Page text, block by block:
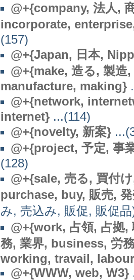
@+{company, 法人,
incorporate,
(157)
@+{Japan, 日本,
@+{make, 造る, 製造
manufacture, making}
@+{network,
internet} ...(114)
@+{novelty, 新案}
@+{project, 予定, 事
(128)
@+{sale, 売る, 買付
purchase, buy, 販売,
み, 売込み, 販促, 販促
@+{work, 占領, 占拠
務, 業界, business, 労
working, travail,
@+{WWW, web, W3}